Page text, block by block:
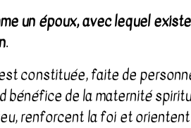
un époux, avec lequel
.
constituée, faite de
de la maternité
renforcent la foi et